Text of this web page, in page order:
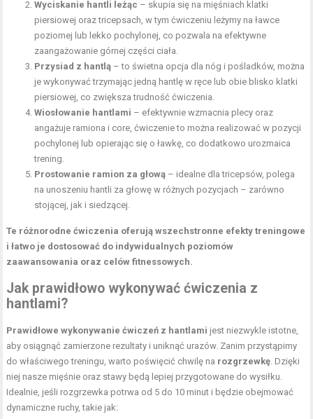
Wyciskanie hantli leżąc – skupia się na mięśniach klatki
piersiowej oraz tricepsach, w tym ćwiczeniu leżymy na ławce
poziomej lub lekko pochylonej, co pozwala na efektywne
zaangażowanie górnej części ciała.
Przysiad z hantlą – to świetna opcja dla nóg i pośladków, można
je wykonywać trzymając jedną hantlę w ręce lub obie blisko klatki
piersiowej, co zwiększa trudność ćwiczenia.
Wiosłowanie hantlami – efektywnie wzmacnia plecy oraz
angażuje ramiona i core, ćwiczenie to można realizować w pozycji
pochylonej lub opierając się o ławkę, co dodatkowo urozmaica
trening.
Prostowanie ramion za głową – idealne dla tricepsów, polega
na unoszeniu hantli za głowę w różnych pozycjach – zarówno
stojącej, jak i siedzącej.
Te różnorodne ćwiczenia oferują wszechstronne efekty treningowe
i łatwo je dostosować do indywidualnych poziomów
zaawansowania oraz celów fitnessowych.
Jak prawidłowo wykonywać ćwiczenia z
hantlami?
Prawidłowe wykonywanie ćwiczeń z hantlami jest niezwykle istotne,
aby osiągnąć zamierzone rezultaty i uniknąć urazów. Zanim przystąpimy
do właściwego treningu, warto poświęcić chwilę na rozgrzewkę. Dzięki
niej nasze mięśnie oraz stawy będą lepiej przygotowane do wysiłku.
Idealnie, jeśli rozgrzewka potrwa od 5 do 10 minut i będzie obejmować
dynamiczne ruchy, takie jak: